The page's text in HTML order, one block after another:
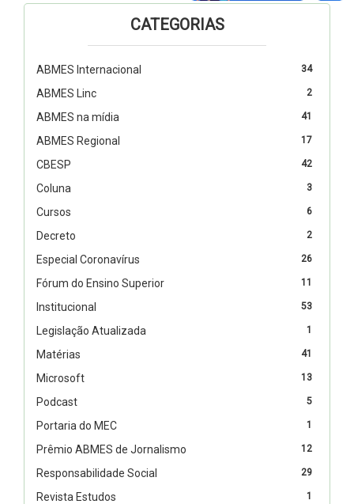
CATEGORIAS
34
ABMES Internacional
2
ABMES Linc
41
ABMES na mídia
17
ABMES Regional
42
CBESP
3
Coluna
6
Cursos
2
Decreto
26
Especial Coronavírus
11
Fórum do Ensino Superior
53
Institucional
1
Legislação Atualizada
41
Matérias
13
Microsoft
5
Podcast
1
Portaria do MEC
12
Prêmio ABMES de Jornalismo
29
Responsabilidade Social
1
Revista Estudos